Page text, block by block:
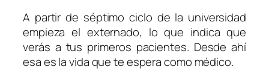
A partir de séptimo ciclo de la universidad
empieza el externado, lo que indica que
verás a tus primeros pacientes. Desde ahí
esa es la vida que te espera como médico.